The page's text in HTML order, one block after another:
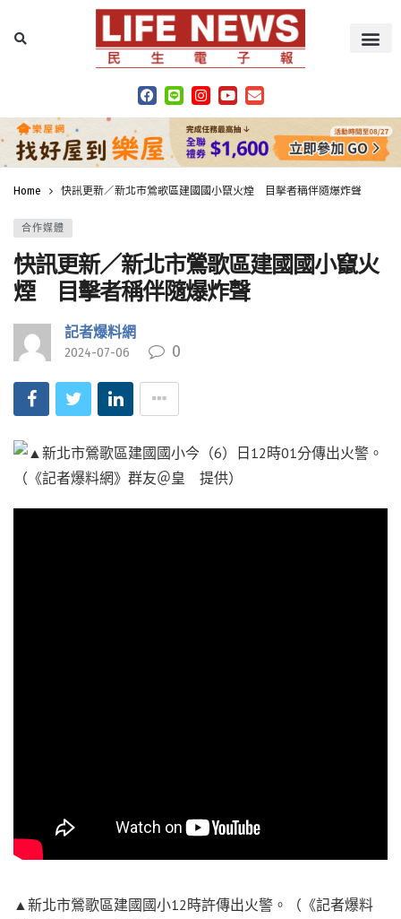
Home 快訊更新／新北市鶯歌區建國國小竄火煙 目擊者稱伴隨爆炸聲
合作媒體
快訊更新／新北市鶯歌區建國國小竄火
煙 目擊者稱伴隨爆炸聲
記者爆料網
2024-07-06 0
▲新北市鶯歌區建國國小12時許傳出火警。（《記者爆料